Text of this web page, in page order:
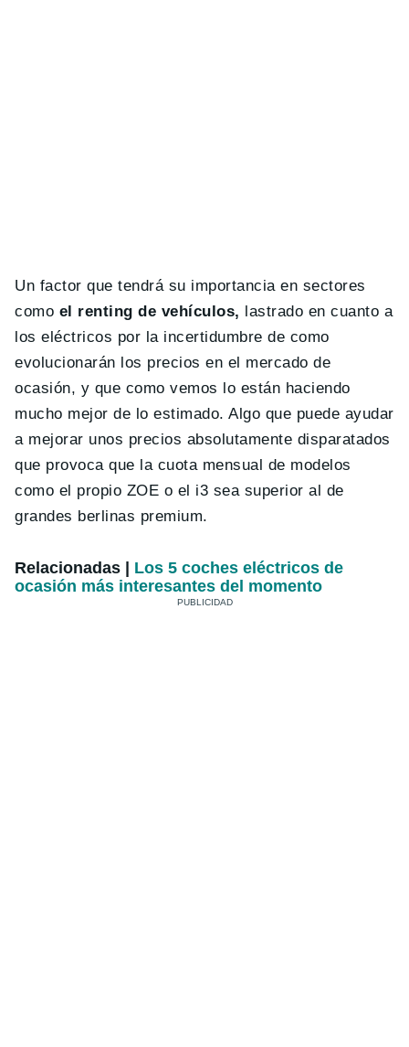
Un factor que tendrá su importancia en sectores
como el renting de vehículos, lastrado en cuanto a
los eléctricos por la incertidumbre de como
evolucionarán los precios en el mercado de
ocasión, y que como vemos lo están haciendo
mucho mejor de lo estimado. Algo que puede ayudar
a mejorar unos precios absolutamente disparatados
que provoca que la cuota mensual de modelos
como el propio ZOE o el i3 sea superior al de
grandes berlinas premium.
Relacionadas | Los 5 coches eléctricos de
ocasión más interesantes del momento